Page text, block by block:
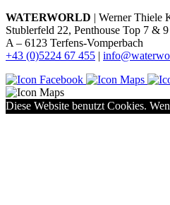
WATERWORLD | Werner Thiele
Stublerfeld 22, Penthouse Top 7 & 9
A – 6123 Terfens-Vomperbach
+43 (0)5224 67 455 |
Diese Website benutzt Cookies.